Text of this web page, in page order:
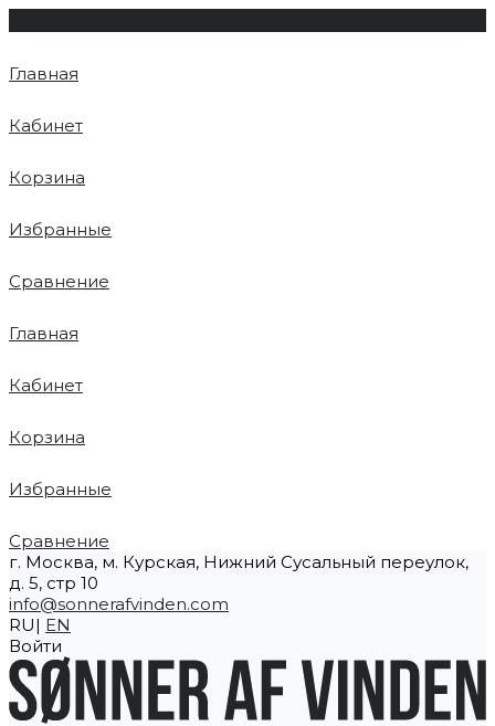
Главная
Кабинет
Корзина
Избранные
Сравнение
Главная
Кабинет
Корзина
Избранные
Сравнение
г. Москва, м. Курская, Нижний Сусальный переулок,
д. 5, стр 10
info@sonnerafvinden.com
RU| EN
Войти